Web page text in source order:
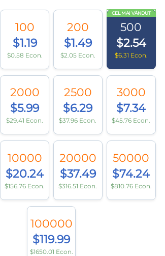
100
$1.19
$0.58 Econ.
200
$1.49
$2.05 Econ.
CEL MAI VÂNDUT
500
$2.54
$6.31 Econ.
2000
$5.99
$29.41 Econ.
2500
$6.29
$37.96 Econ.
3000
$7.34
$45.76 Econ.
10000
$20.24
$156.76 Econ.
20000
$37.49
$316.51 Econ.
50000
$74.24
$810.76 Econ.
100000
$119.99
$1650.01 Econ.